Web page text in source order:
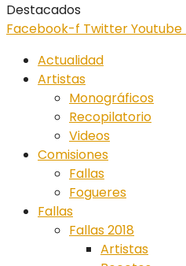
Destacados
Facebook-f TwitterYoutube
Actualidad
Artistas
Monográficos
Recopilatorio
Videos
Comisiones
Fallas
Fogueres
Fallas
Fallas 2018
Artistas